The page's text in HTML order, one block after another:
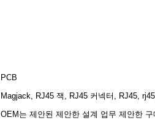
PCB
Magjack, RJ45 잭, RJ45 커넥터, RJ45,
OEM는 제안된 제안한 설계 업무 제안한